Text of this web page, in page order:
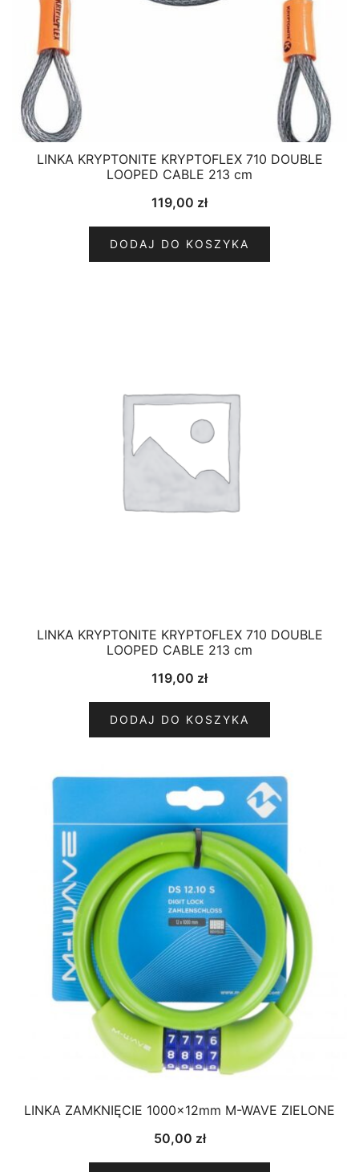
LINKA KRYPTONITE KRYPTOFLEX 710 DOUBLE
LOOPED CABLE 213 cm
119,00 zł
DODAJ DO KOSZYKA
LINKA KRYPTONITE KRYPTOFLEX 710 DOUBLE
LOOPED CABLE 213 cm
119,00 zł
DODAJ DO KOSZYKA
LINKA ZAMKNIĘCIE 1000x12mm M-WAVE ZIELONE
50,00 zł